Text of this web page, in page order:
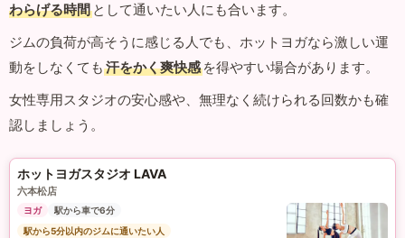
わらげる時間 として通いたい人にも合います。
ジムの負荷が高そうに感じる人でも、ホットヨガなら激しい運
動をしなくても 汗をかく爽快感 を得やすい場合があります。
女性専用スタジオの安心感や、無理なく続けられる回数かも確
認しましょう。
ホットヨガスタジオ LAVA
六本松店
ヨガ
駅から車で6分
駅から5分以内のジムに通いたい人